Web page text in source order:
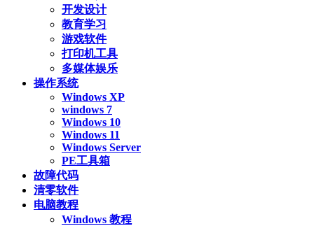
开发设计
教育学习
游戏软件
打印机工具
多媒体娱乐
操作系统
Windows XP
windows 7
Windows 10
Windows 11
Windows Server
PE工具箱
故障代码
清零软件
电脑教程
Windows 教程